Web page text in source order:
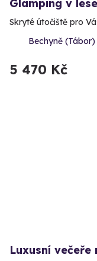
Glamping v
Skryté útočiště pro
Bechyně (Tábor)
5 470 Kč
Luxusní večeře